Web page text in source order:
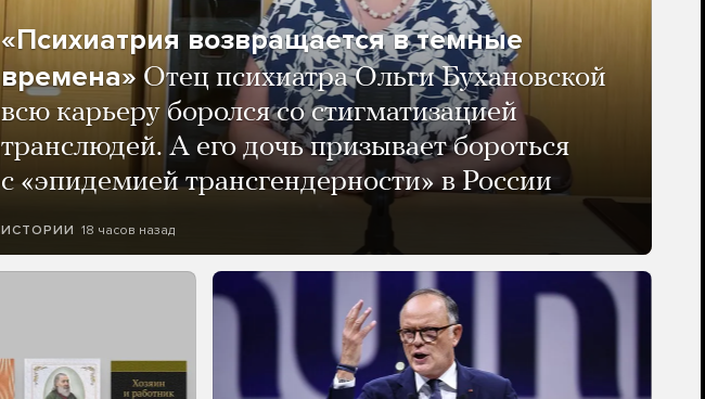
«Психиатрия возвращается в темные
времена» Отец психиатра Ольги Бухановской
всю карьеру боролся со стигматизацией
транслюдей. А его дочь призывает бороться
с «эпидемией трансгендерности» в России
ИСТОРИИ 18 часов назад